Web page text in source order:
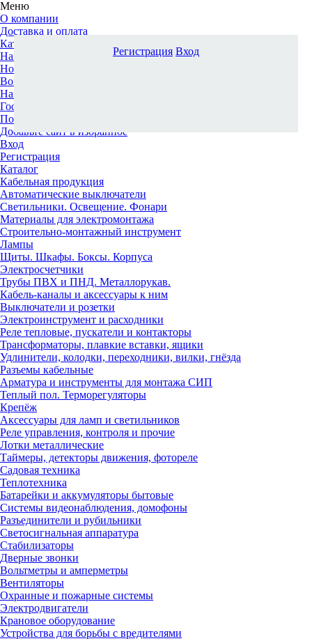
Меню
О компании
Доставка и оплата
Каталог
Наши офисы
Новости и новинки
Вопрос-ответ
Наша команда
Гос. заказчикам
Поставщикам
Добавьте сайт в избранное
Вход
Регистрация
Каталог
Кабельная продукция
Автоматические выключатели
Светильники. Освещение. Фонари
Материалы для электромонтажа
Строительно-монтажный инструмент
Лампы
Щиты. Шкафы. Боксы. Корпуса
Электросчетчики
Трубы ПВХ и ПНД. Металлорукав.
Кабель-каналы и аксессуары к ним
Выключатели и розетки
Электроинструмент и расходники
Реле тепловые, пускатели и контакторы
Трансформаторы, плавкие вставки, ящики
Удлинители, колодки, переходники, вилки, гнёзда
Разъемы кабельные
Арматура и инструменты для монтажа СИП
Теплый пол. Терморегуляторы
Крепёж
Аксессуары для ламп и светильников
Реле управления, контроля и прочие
Лотки металлические
Таймеры, детекторы движения, фотореле
Садовая техника
Теплотехника
Батарейки и аккумуляторы бытовые
Системы видеонаблюдения, домофоны
Разъединители и рубильники
Светосигнальная аппаратура
Стабилизаторы
Дверные звонки
Вольтметры и амперметры
Вентиляторы
Охранные и пожарные системы
Электродвигатели
Крановое оборудование
Устройства для борьбы с вредителями
Регистрация Вход